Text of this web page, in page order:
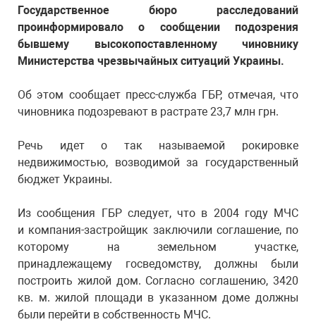
Государственное бюро расследований
проинформировало о сообщении подозрения
бывшему высокопоставленному чиновнику
Министерства чрезвычайных ситуаций Украины.
Об этом сообщает пресс-служба ГБР, отмечая, что
чиновника подозревают в растрате 23,7 млн грн.
Речь идет о так называемой рокировке
недвижимостью, возводимой за государственный
бюджет Украины.
Из сообщения ГБР следует, что в 2004 году МЧС
и компания-застройщик заключили соглашение, по
которому на земельном участке,
принадлежащему госведомству, должны были
построить жилой дом. Согласно соглашению, 3420
кв. м. жилой площади в указанном доме должны
были перейти в собственность МЧС.